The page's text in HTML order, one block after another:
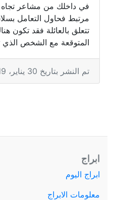
في داخلك من مشاعر
مرتبط فحاول التعامل
تتعلق بالعائلة فقد تكون
المتوقعة مع الشخص الذي
تم النشر بتاريخ 30 يناير، 2019
ابراج
ابراج اليوم
معلومات الابراج